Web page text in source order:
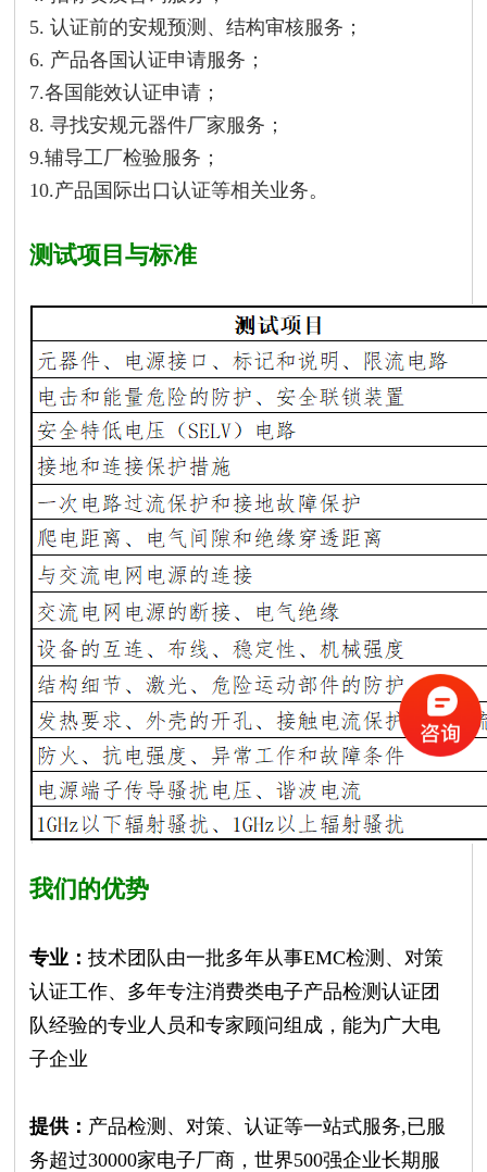
5. 认证前的安规预测、结构审核服务；
6. 产品各国认证申请服务；
7.各国能效认证申请；
8. 寻找安规元器件厂家服务；
9.辅导工厂检验服务；
10.产品国际出口认证等相关业务。
测试项目与标准
我们的优势
专业：技术团队由一批多年从事EMC检测、对策
认证工作、多年专注消费类电子产品检测认证团
队经验的专业人员和专家顾问组成，能为广大电
子企业
提供： 产品检测、对策、认证等一站式服务,已服
务超过30000家电子厂商，世界500强企业长期服